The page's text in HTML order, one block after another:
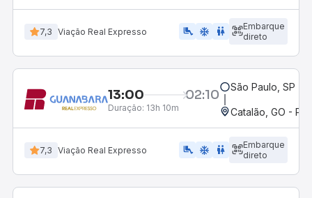
7,3 Viação Real Expresso airline_seat_legroom_extra ac_unit WC
Embarque
direto
13:00 02:10
Duração: 13h 10m
São Paulo, SP -
Catalão, GO -
7,3 Viação Real Expresso airline_seat_legroom_extra ac_unit wc
Embarque
direto